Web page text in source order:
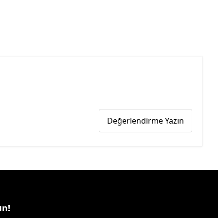
Değerlendirme Yazın